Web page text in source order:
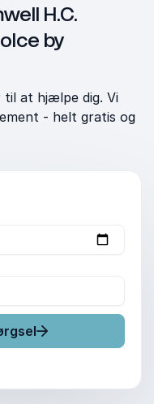
H.C.
by
til at hjælpe dig. Vi
- helt gratis og